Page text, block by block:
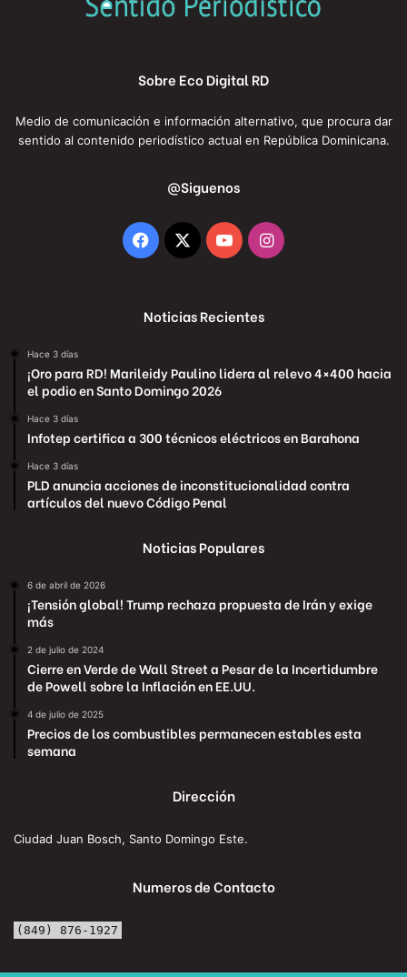
Sobre Eco Digital RD
Medio de comunicación e información alternativo, que procura dar
sentido al contenido periodístico actual en República Dominicana.
@Siguenos
Facebook
X YouTubeInstagram
Noticias Recientes
Hace 3 días
¡Oro para RD! Marileidy Paulino lidera al relevo 4×400 hacia
el podio en Santo Domingo 2026
Hace 3 días
Infotep certifica a 300 técnicos eléctricos en Barahona
Hace 3 días
PLD anuncia acciones de inconstitucionalidad contra
artículos del nuevo Código Penal
Noticias Populares
6 de abril de 2026
¡Tensión global! Trump rechaza propuesta de Irán y exige
más
2 de julio de 2024
Cierre en Verde de Wall Street a Pesar de la Incertidumbre
de Powell sobre la Inflación en EE.UU.
4 de julio de 2025
Precios de los combustibles permanecen estables esta
semana
Dirección
Ciudad Juan Bosch, Santo Domingo Este.
Numeros de Contacto
(849) 876-1927